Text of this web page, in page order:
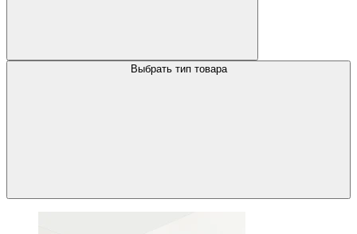
Выбрать тип товара